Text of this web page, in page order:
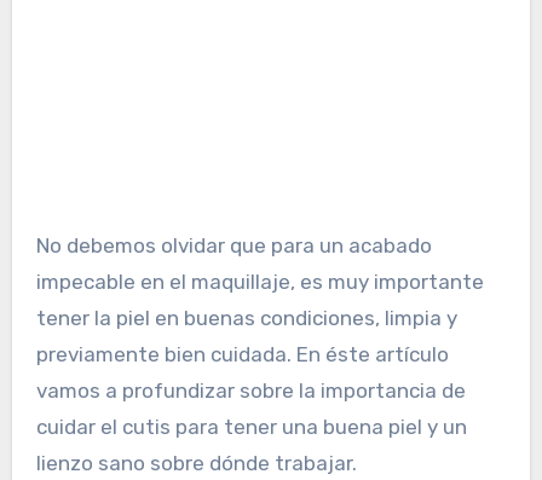
No debemos olvidar que para un acabado
impecable en el maquillaje, es muy importante
tener la piel en buenas condiciones, limpia y
previamente bien cuidada. En éste artículo
vamos a profundizar sobre la importancia de
cuidar el cutis para tener una buena piel y un
lienzo sano sobre dónde trabajar.